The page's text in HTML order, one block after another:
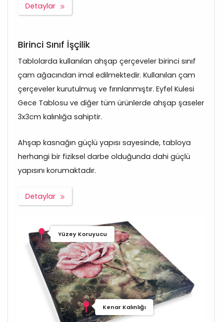
Detaylar
Birinci Sınıf İşçilik
Tablolarda kullanılan ahşap çerçeveler birinci sınıf
çam ağacından imal edilmektedir. Kullanılan çam
çerçeveler kurutulmuş ve fırınlanmıştır. Eyfel Kulesi
Gece Tablosu ve diğer tüm ürünlerde ahşap şaseler
3x3cm kalınlığa sahiptir.
Ahşap kasnağın güçlü yapısı sayesinde, tabloya
herhangi bir fiziksel darbe olduğunda dahi güçlü
yapısını korumaktadır.
Detaylar
Yüzey Koruyucu
Kenar Kalınlığı